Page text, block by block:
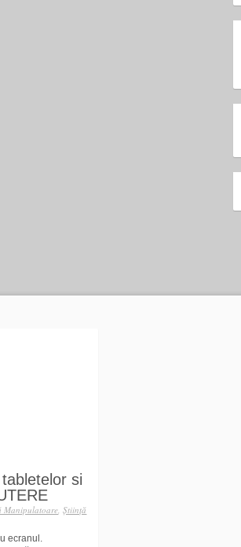
si
Manipulatoare,Ştiinţă
ecranul.